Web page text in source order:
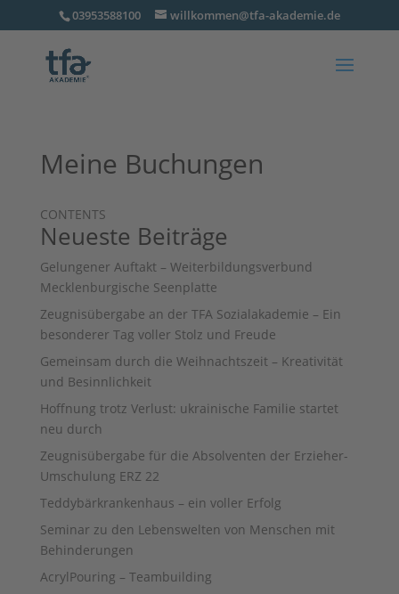
03953588100 willkommen@tfa-akademie.de
Meine Buchungen
CONTENTS
Neueste Beiträge
Gelungener Auftakt – Weiterbildungsverbund
Mecklenburgische Seenplatte
Zeugnisübergabe an der TFA Sozialakademie – Ein
besonderer Tag voller Stolz und Freude
Gemeinsam durch die Weihnachtszeit – Kreativität
und Besinnlichkeit
Hoffnung trotz Verlust: ukrainische Familie startet
neu durch
Zeugnisübergabe für die Absolventen der Erzieher-
Umschulung ERZ 22
Teddybärkrankenhaus – ein voller Erfolg
Seminar zu den Lebenswelten von Menschen mit
Behinderungen
AcrylPouring – Teambuilding